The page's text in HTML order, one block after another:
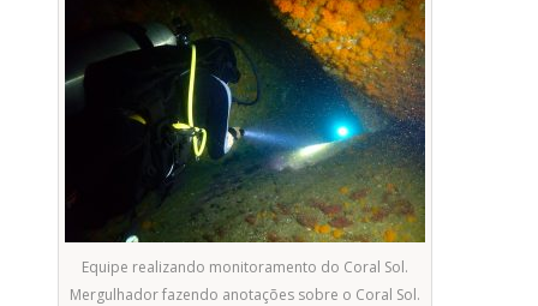
Equipe realizando monitoramento do Coral Sol.
Mergulhador fazendo anotações sobre o Coral Sol.